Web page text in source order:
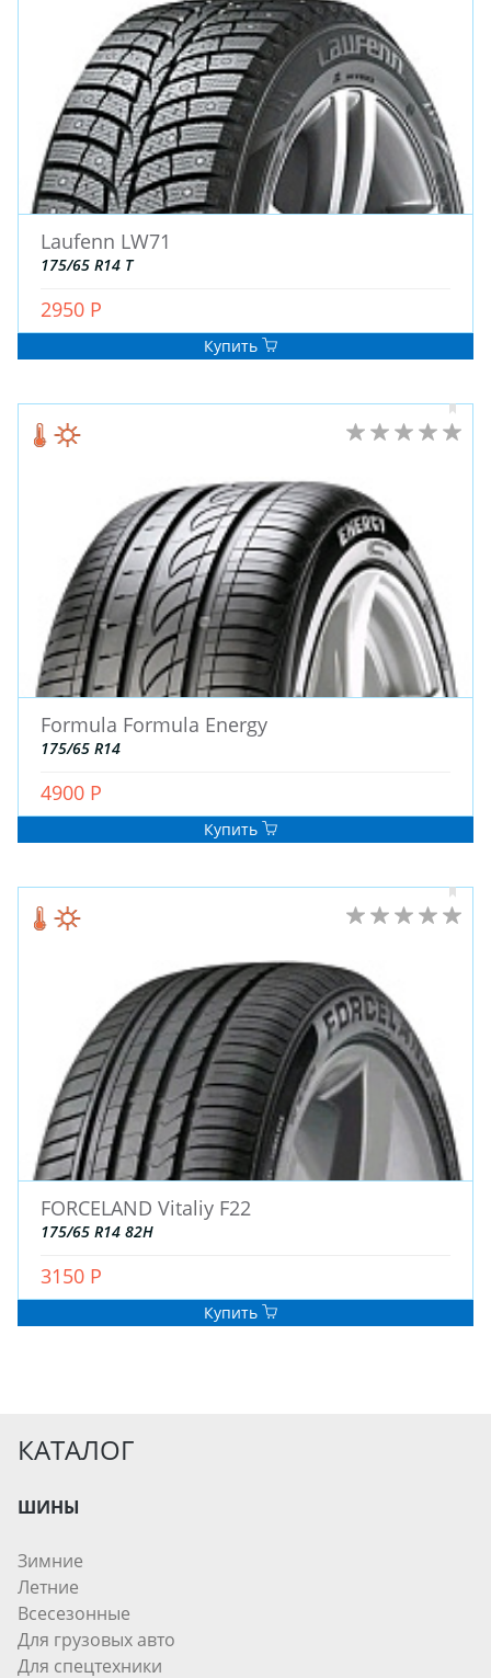
ДЛЯ ГРУЗОВЫХ АВТО
ДЛЯ ЛЕГКОВЫХ АВТО
ШИНЫ
ДИСКИ
Laufenn LW71
175/65 R14 T
2950 Р
Купить
Formula Formula Energy
175/65 R14
4900 Р
Купить
FORCELAND Vitaliy F22
175/65 R14 82H
3150 Р
Купить
КАТАЛОГ
ШИНЫ
Зимние
Летние
Всесезонные
Для грузовых авто
Для спецтехники